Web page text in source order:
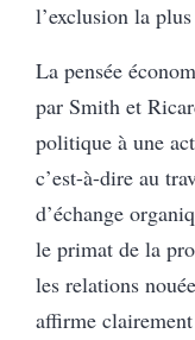
l’exclusion la
La pensée
par Smith et
politique à une
c’est-à-dire au
d’échange
le primat de la
les relations
affirme